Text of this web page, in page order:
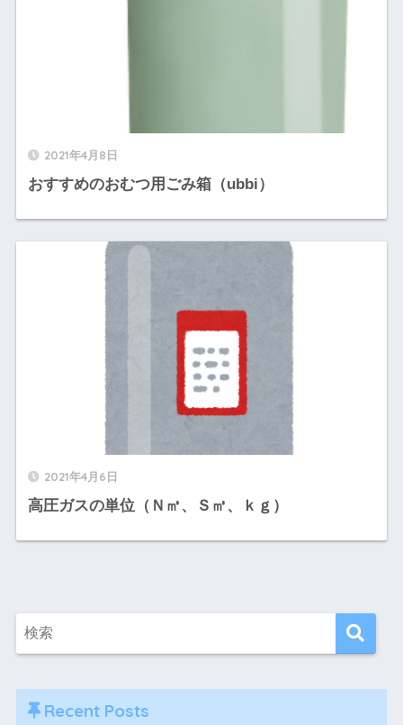
2021年4月8日
おすすめのおむつ用ごみ箱（ubbi）
2021年4月6日
高圧ガスの単位（Ｎ㎥、Ｓ㎥、ｋｇ）
Recent Posts